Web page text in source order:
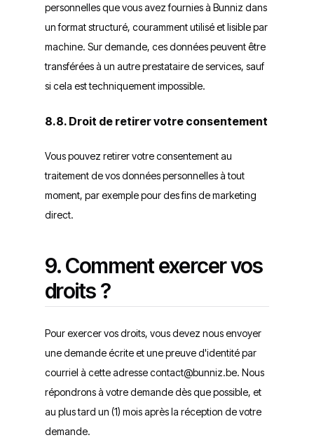
personnelles que vous avez fournies à Bunniz dans
un format structuré, couramment utilisé et lisible par
machine. Sur demande, ces données peuvent être
transférées à un autre prestataire de services, sauf
si cela est techniquement impossible.
8.8. Droit de retirer votre consentement
Vous pouvez retirer votre consentement au
traitement de vos données personnelles à tout
moment, par exemple pour des fins de marketing
direct.
9. Comment exercer vos
droits ?
Pour exercer vos droits, vous devez nous envoyer
une demande écrite et une preuve d'identité par
courriel à cette adresse contact@bunniz.be. Nous
répondrons à votre demande dès que possible, et
au plus tard un (1) mois après la réception de votre
demande.